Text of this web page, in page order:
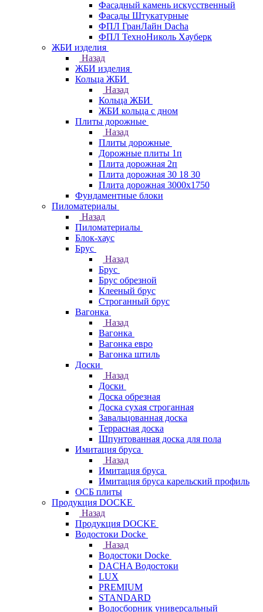
Фасадный камень искусственный
Фасады Штукатурные
ФПЛ ГранЛайн Dacha
ФПЛ ТехноНиколь Хауберк
ЖБИ изделия
Назад
ЖБИ изделия
Кольца ЖБИ
Назад
Кольца ЖБИ
ЖБИ кольца с дном
Плиты дорожные
Назад
Плиты дорожные
Дорожные плиты 1п
Плита дорожная 2п
Плита дорожная 30 18 30
Плита дорожная 3000х1750
Фундаментные блоки
Пиломатериалы
Назад
Пиломатериалы
Блок-хаус
Брус
Назад
Брус
Брус обрезной
Клееный брус
Строганный брус
Вагонка
Назад
Вагонка
Вагонка евро
Вагонка штиль
Доски
Назад
Доски
Доска обрезная
Доска сухая строганная
Завальцованная доска
Террасная доска
Шпунтованная доска для пола
Имитация бруса
Назад
Имитация бруса
Имитация бруса карельский профиль
ОСБ плиты
Продукция DOCKE
Назад
Продукция DOCKE
Водостоки Docke
Назад
Водостоки Docke
DACHA Водостоки
LUX
PREMIUM
STANDARD
Водосборник универсальный